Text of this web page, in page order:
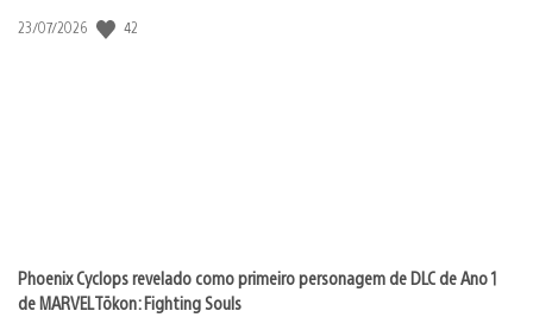
Data
23/07/2026 42
Phoenix Cyclops revelado como primeiro personagem de DLC de Ano 1
de MARVEL Tōkon: Fighting Souls